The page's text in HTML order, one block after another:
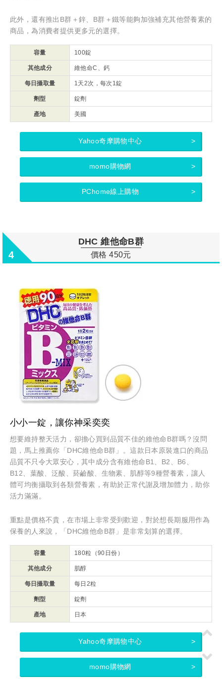
此外，還有推出B群＋鋅、B群＋鐵等能夠加強補充其他營養素的
商品，為消費者提供更多元的選擇。
容量 100錠
其他成分 維他命C、鈣
每日攝取量 1天2次，每次1錠
劑型 錠劑
產地 美國
Yahoo奇摩購物中心
momo購物網
PChome線上購物
4
DHC 維他命B群
價格 450元
小小一錠，讓你神采奕奕
想要維持整天活力，卻擔心買到品質不佳的維他命B群嗎？沒問
題，馬上推薦你「DHC維他命B群」。這款日本原裝進口的商品
品質不只令大眾安心，其中成分含有維他命B1、B2、B6、
B12、葉酸、泛酸、菸鹼酸、生物素、肌醇等9種營養素，讓人
體可均衡攝取到各類營養素，有助於正常代謝及增加體力，助你
活力滿滿。
重點是價格不貴，在市場上非常受到歡迎，對於想長期服用作為
保養的人來說，「DHC維他命B群」是非常划算的選擇。
容量 180粒（90日份）
其他成分 肌醇
每日攝取量 每日2粒
劑型 錠劑
產地 日本
Yahoo奇摩購物中心
momo購物網